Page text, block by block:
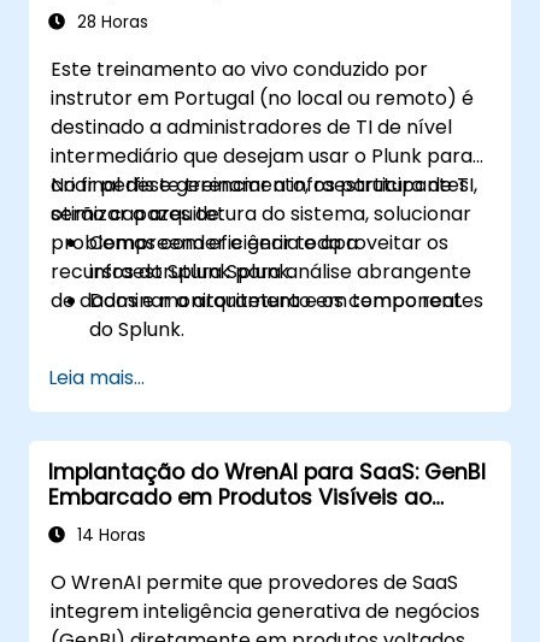
28 Horas
Este treinamento ao vivo conduzido por
instrutor em Portugal (no local ou remoto) é
destinado a administradores de TI de nível
intermediário que desejam usar o Plunk para
criar perfis e gerenciar a infraestrutura de TI,
otimizar a arquitetura do sistema, solucionar
problemas com eficiência e aproveitar os
recursos do Splunk para análise abrangente
de dados e monitoramento em tempo real.
No final deste treinamento, os participantes
serão capazes de:
Compreender e gerir toda a
infraestrutura Splunk.
Dominar a arquitetura e os componentes
do Splunk.
avançados de forma eficaz.
Utilizar o Splunk em todo o seu potencial
para análise de dados, monitorização e
relatórios.
Administrar entradas de dados, gestão de
utilizadores e configurações do sistema.
Leia mais...
Implantação do WrenAI para SaaS: GenBI
Embarcado em Produtos Visíveis ao
Cliente14 Horas
O WrenAI permite que provedores de SaaS
integrem inteligência generativa de negócios